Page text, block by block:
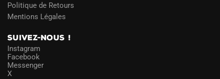
Politique de Retours
Mentions Légales
SUIVEZ-NOUS !
Instagram
Facebook
Messenger
X